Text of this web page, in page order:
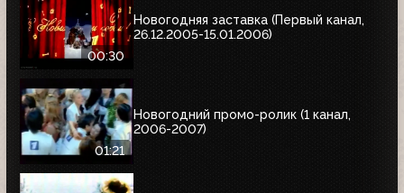
00:30
Новогодняя заставка (Первый канал,
26.12.2005-15.01.2006)
01:21
Новогодний промо-ролик (1 канал,
2006-2007)